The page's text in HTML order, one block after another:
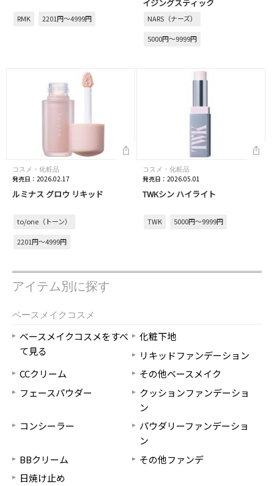
RMK 2201円～4999円
イジングスティック
NARS（ナーズ）
5000円～9999円
コスメ・化粧品
発売日：2026.02.17
ルミナス グロウ リキッド
to/one（トーン）
2201円～4999円
コスメ・化粧品
発売日：2026.05.01
TWKシン ハイライト
TWK 5000円～9999円
アイテム別に探す
ベースメイクコスメ
ベースメイクコスメをすべ
て見る
化粧下地
リキッドファンデーション
CCクリーム
その他ベースメイク
フェースパウダー
クッションファンデーショ
ン
コンシーラー
パウダリーファンデーショ
ン
BBクリーム
その他ファンデ
日焼け止め